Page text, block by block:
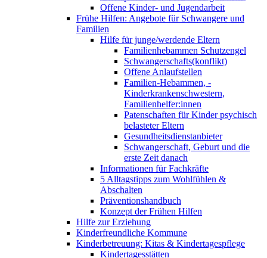
Offene Kinder- und Jugendarbeit
Frühe Hilfen: Angebote für Schwangere und
Familien
Hilfe für junge/werdende Eltern
Familienhebammen Schutzengel
Schwangerschafts(konflikt)
Offene Anlaufstellen
Familien-Hebammen, -
Kinderkrankenschwestern,
Familienhelfer:innen
Patenschaften für Kinder psychisch
belasteter Eltern
Gesundheitsdienstanbieter
Schwangerschaft, Geburt und die
erste Zeit danach
Informationen für Fachkräfte
5 Alltagstipps zum Wohlfühlen &
Abschalten
Präventionshandbuch
Konzept der Frühen Hilfen
Hilfe zur Erziehung
Kinderfreundliche Kommune
Kinderbetreuung: Kitas & Kindertagespflege
Kindertagesstätten